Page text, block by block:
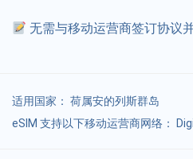
无需与移动运营商签订协议
适用国家： 荷属安的列斯群岛
eSIM 支持以下移动运营商网络：